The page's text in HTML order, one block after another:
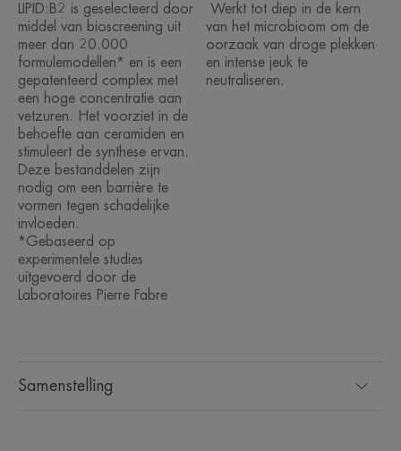
Verpakking bevat geen gerecycleerd materiaal
Niet-recycleerbare verpakking
*Instrumentele test, tweemaal daags gebruik gedurende 7 dagen, 20
personen
*Klinische scores, tweemaal daags gebruik gedurende 3 maanden, 55
personen, beperkt het risico op herhaalde opflakkeringen van intense
droogheid.
*”Een topische formule bestaande uit hulpstoffen en aanvullende niet-
medicinale werkzame bestanddelen.” Erkend door European Dermatology
Forum - Guidelines for Treatment of Atopic Eczema (Atopic Dermatitis), 2018.
** Klinische score (SCORAD), 55 personen, tweemaal daags gebruik
gedurende 3 maanden.
Samenstelling
LIPID:B2 is geselecteerd door
middel van bioscreening uit
meer dan 20.000
formulemodellen* en is een
gepatenteerd complex met
een hoge concentratie aan
vetzuren. Het voorziet in de
behoefte aan ceramiden en
stimuleert de synthese ervan.
Deze bestanddelen zijn
nodig om een barrière te
vormen tegen schadelijke
invloeden.
*Gebaseerd op
experimentele studies
uitgevoerd door de
Laboratoires Pierre Fabre
Werkt tot diep in de kern
van het microbioom om de
oorzaak van droge plekken
en intense jeuk te
neutraliseren.